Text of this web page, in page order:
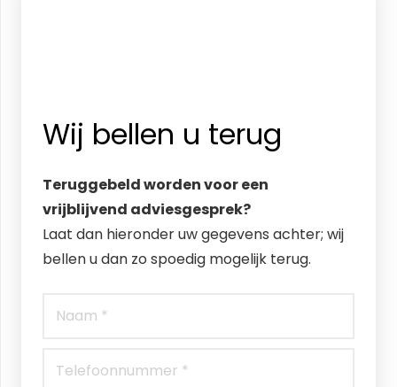
Wij bellen u terug
Teruggebeld worden voor een
vrijblijvend adviesgesprek?
Laat dan hieronder uw gegevens achter; wij
bellen u dan zo spoedig mogelijk terug.